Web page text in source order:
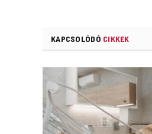
KAPCSOLÓDÓ CIKKEK